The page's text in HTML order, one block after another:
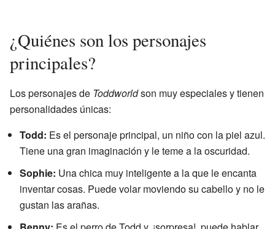
¿Quiénes son los personajes
principales?
Los personajes de Toddworldson muy especiales y tienen
personalidades únicas:
Todd: Es el personaje principal, un niño con la piel azul.
Tiene una gran imaginación y le teme a la oscuridad.
Sophie: Una chica muy inteligente a la que le encanta
inventar cosas. Puede volar moviendo su cabello y no le
gustan las arañas.